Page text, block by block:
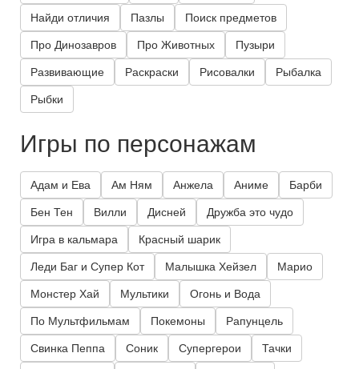
Найди отличия Пазлы Поиск предметов
Про Динозавров Про Животных Пузыри
Развивающие Раскраски Рисовалки Рыбалка
Рыбки
Игры по персонажам
Адам и Ева Ам Ням Анжела Аниме Барби
Бен Тен Вилли Дисней Дружба это чудо
Игра в кальмара Красный шарик
Леди Баг и Супер Кот Малышка Хейзел Марио
Монстер Хай Мультики Огонь и Вода
По Мультфильмам Покемоны Рапунцель
Свинка Пеппа Соник Супергерои Тачки